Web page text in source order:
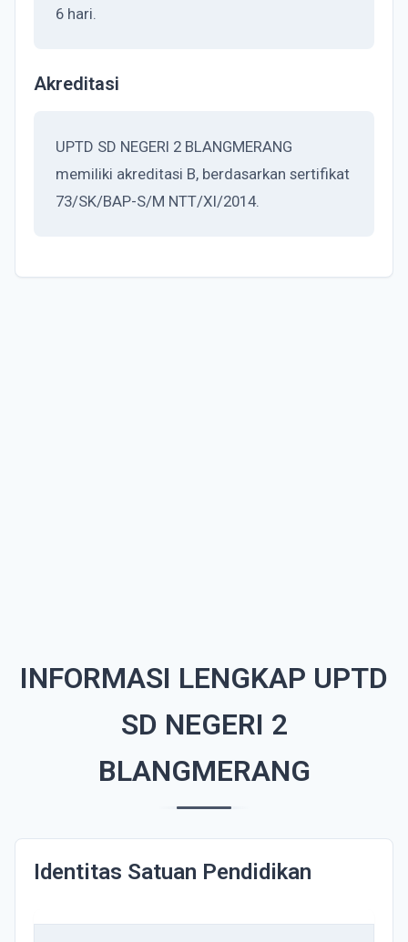
6 hari.
Akreditasi
UPTD SD NEGERI 2 BLANGMERANG
memiliki akreditasi B, berdasarkan sertifikat
73/SK/BAP-S/M NTT/XI/2014.
INFORMASI LENGKAP UPTD
SD NEGERI 2
BLANGMERANG
Identitas Satuan Pendidikan